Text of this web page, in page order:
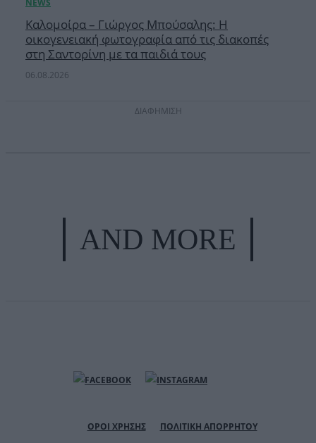
Καλομοίρα – Γιώργος Μπούσαλης: Η
οικογενειακή φωτογραφία από τις διακοπές
στη Σαντορίνη με τα παιδιά τους
06.08.2026
ΔΙΑΦΗΜΙΣΗ
AND MORE
ΟΡΟΙ ΧΡΗΣΗΣ ΠΟΛΙΤΙΚΗ ΑΠΟΡΡΗΤΟΥ